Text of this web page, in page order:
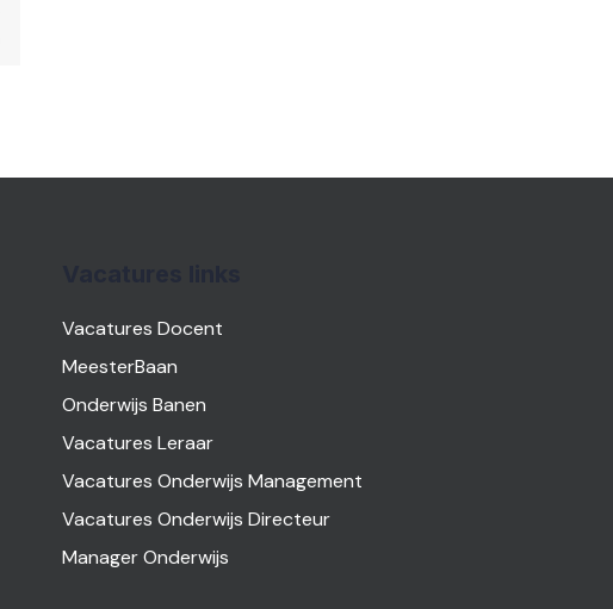
Vacatures Docent
MeesterBaan
Onderwijs Banen
Vacatures Leraar
Vacatures Onderwijs Management
Vacatures Onderwijs Directeur
Manager Onderwijs